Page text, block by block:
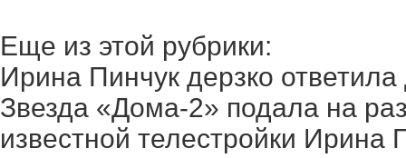
Еще из этой рубрики:
Ирина Пинчук дерзко ответила
Звезда «Дома-2» подала на
известной телестройки Ирина